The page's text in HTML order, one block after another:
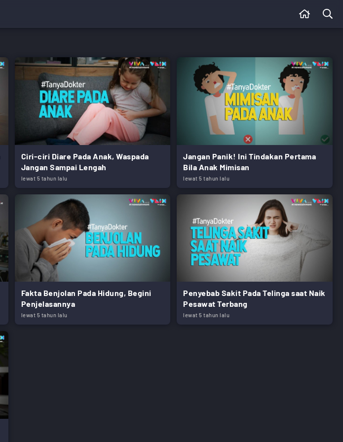
Ciri-ciri Diare Pada Anak, Waspada
Jangan Sampai Lengah
lewat 5 tahun lalu
Jangan Panik! Ini Tindakan Pertama
Bila Anak Mimisan
lewat 5 tahun lalu
Fakta Benjolan Pada Hidung, Begini
Penjelasannya
lewat 5 tahun lalu
Penyebab Sakit Pada Telinga saat Naik
Pesawat Terbang
lewat 5 tahun lalu